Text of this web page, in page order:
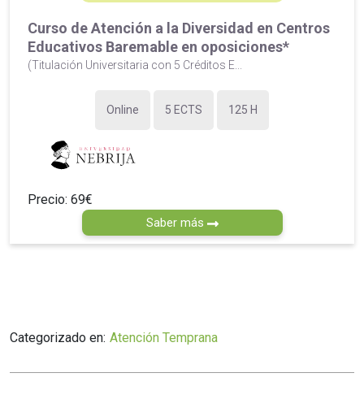
Curso de Atención a la Diversidad en Centros
Educativos Baremable en oposiciones*
(Titulación Universitaria con 5 Créditos E...
Online 5 ECTS 125 H
Precio: 69€
Saber más
Categorizado en: Atención Temprana